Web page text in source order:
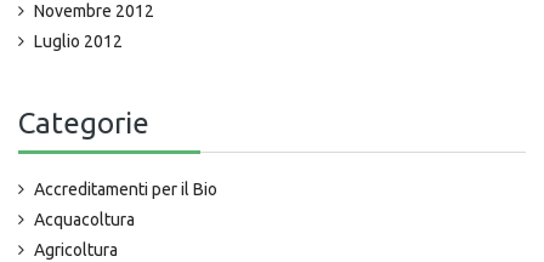
Novembre 2012
Luglio 2012
Categorie
Accreditamenti per il Bio
Acquacoltura
Agricoltura